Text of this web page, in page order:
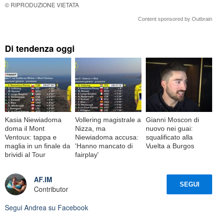
© RIPRODUZIONE VIETATA
Content sponsored by Outbrain
Di tendenza oggi
Kasia Niewiadoma
doma il Mont
Ventoux: tappa e
maglia in un finale da
brividi al Tour
Vollering magistrale a
Nizza, ma
Niewiadoma accusa:
'Hanno mancato di
fairplay'
Gianni Moscon di
nuovo nei guai:
squalificato alla
Vuelta a Burgos
AF.IM
Contributor
SEGUI
Segui Andrea su Facebook